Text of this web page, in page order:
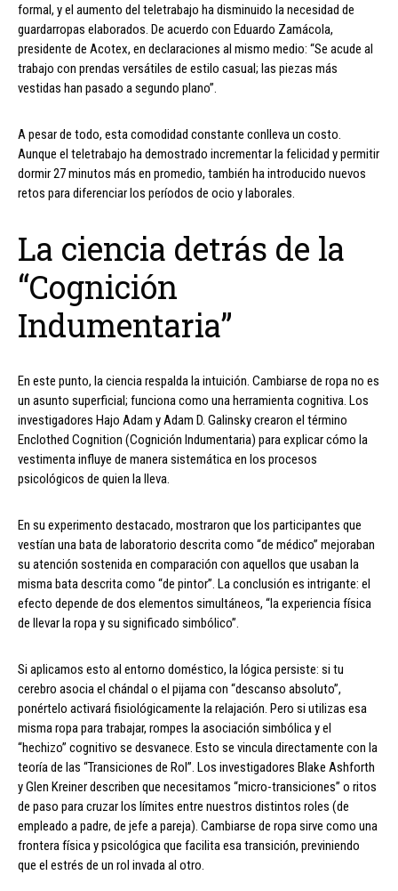
formal, y el aumento del teletrabajo ha disminuido la necesidad de
guardarropas elaborados. De acuerdo con Eduardo Zamácola,
presidente de Acotex, en declaraciones al mismo medio: “Se acude al
trabajo con prendas versátiles de estilo casual; las piezas más
vestidas han pasado a segundo plano”.
A pesar de todo, esta comodidad constante conlleva un costo.
Aunque el teletrabajo ha demostrado incrementar la felicidad y permitir
dormir 27 minutos más en promedio, también ha introducido nuevos
retos para diferenciar los períodos de ocio y laborales.
La ciencia detrás de la
“Cognición
Indumentaria”
En este punto, la ciencia respalda la intuición. Cambiarse de ropa no es
un asunto superficial; funciona como una herramienta cognitiva. Los
investigadores Hajo Adam y Adam D. Galinsky crearon el término
Enclothed Cognition (Cognición Indumentaria) para explicar cómo la
vestimenta influye de manera sistemática en los procesos
psicológicos de quien la lleva.
En su experimento destacado, mostraron que los participantes que
vestían una bata de laboratorio descrita como “de médico” mejoraban
su atención sostenida en comparación con aquellos que usaban la
misma bata descrita como “de pintor”. La conclusión es intrigante: el
efecto depende de dos elementos simultáneos, “la experiencia física
de llevar la ropa y su significado simbólico”.
Si aplicamos esto al entorno doméstico, la lógica persiste: si tu
cerebro asocia el chándal o el pijama con “descanso absoluto”,
ponértelo activará fisiológicamente la relajación. Pero si utilizas esa
misma ropa para trabajar, rompes la asociación simbólica y el
“hechizo” cognitivo se desvanece. Esto se vincula directamente con la
teoría de las “Transiciones de Rol”. Los investigadores Blake Ashforth
y Glen Kreiner describen que necesitamos “micro-transiciones” o ritos
de paso para cruzar los límites entre nuestros distintos roles (de
empleado a padre, de jefe a pareja). Cambiarse de ropa sirve como una
frontera física y psicológica que facilita esa transición, previniendo
que el estrés de un rol invada al otro.